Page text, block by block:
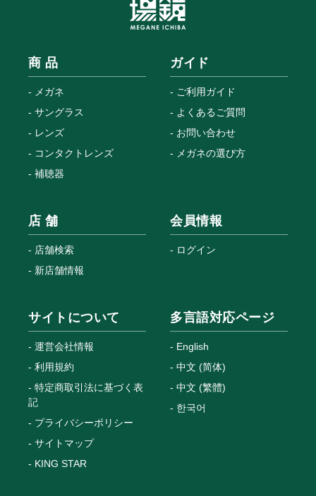
商 品
メガネ
サングラス
レンズ
コンタクトレンズ
補聴器
ガイド
ご利用ガイド
よくあるご質問
お問い合わせ
メガネの選び方
店 舗
店舗検索
新店舗情報
会員情報
ログイン
サイトについて
運営会社情報
利用規約
特定商取引法に基づく表
記
プライバシーポリシー
サイトマップ
KING STAR
多言語対応ページ
English
中文 (简体)
中文 (繁體)
한국어